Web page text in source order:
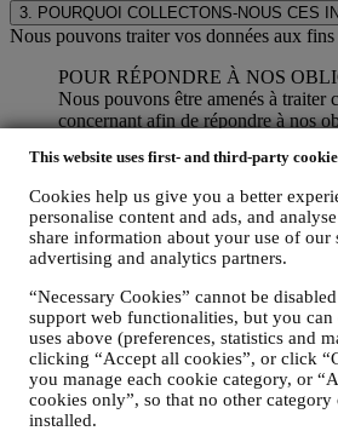
This website uses first- and third-party
Cookies help us give you a better
personalise content and ads, and
share information about your use of our
advertising and analytics partners.
“Necessary Cookies” cannot be
support web functionalities, but you
uses above (preferences, statistics and
clicking “Accept all cookies”, or click
you manage each cookie category, or
cookies only”, so that no other
installed.
3. POURQUOI COLLECTONS-NOUS CES
Nous pouvons traiter vos données aux fins
POUR RÉPONDRE À NOS
Nous pouvons être amenés à traiter
concernant afin de répondre à nos
les pouvoirs publics.
POUR CRÉER UN COMPTE LE
Nous utiliserons vos données pour
Creuset, qui vous donnera accès à
réservés aux utilisateurs enregistrés,
mieux tirer profit de nos services,
rapide à la caisse et la sauvegarde de
d’expédition ou de consulter et de
Toute activité de traitement est
vous offrir ces services en tant que
Creuset.
POUR GÉRER VOS
FOURNITURE DE NOS